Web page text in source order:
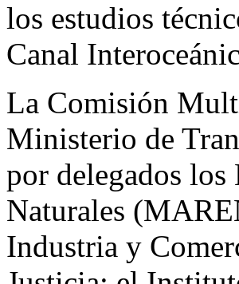
los estudios
Canal
La Comisión
Ministerio de
por delegados
Naturales
Industria y